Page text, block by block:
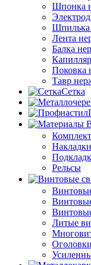
Шпонка
Шпилька
Лента
Балка
Поковка
Тавр
Сетка
Накладки
Рельсы
Литые